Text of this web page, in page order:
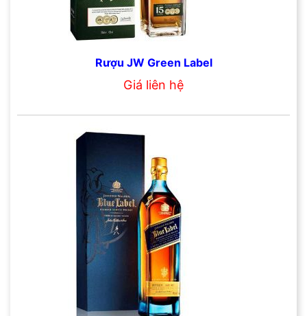
Rượu JW Green Label
Giá liên hệ